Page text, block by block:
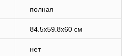
полная
84.5x59.8x60 см
нет